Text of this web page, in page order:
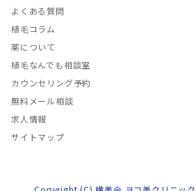
よくある質問
植毛コラム
薬について
植毛なんでも相談室
カウンセリング予約
無料メール相談
求人情報
サイトマップ